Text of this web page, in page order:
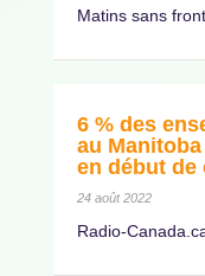
Matins sans
6 % des
au
en début de
24 août 2022
Radio-